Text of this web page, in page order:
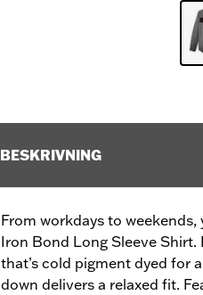
BESKRIVNING
From workdays to
Iron Bond Long Sleeve
that’s cold pigment dyed for
down delivers a relaxed fit.